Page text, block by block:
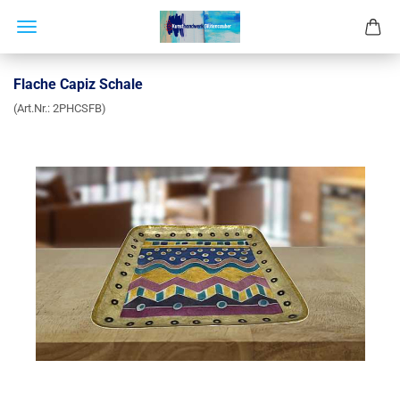
Flache Capiz Schale
(Art.Nr.: 2PHCSFB)